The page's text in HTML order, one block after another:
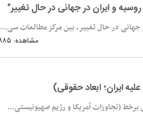
جهانی در حال تغییر، بین مرکز مطالعات سی...
مشاهده: ۸۸۵
ایران؛ ابعاد حقوقی)
برخط (تجاوزات آمریکا و رژیم صهیونیستی...